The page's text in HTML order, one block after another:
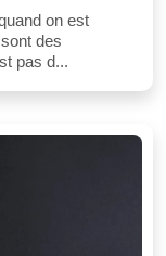
on est
des
pas d...